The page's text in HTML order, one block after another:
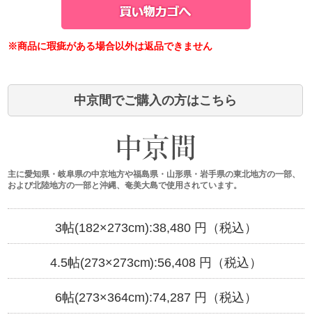
※商品に瑕疵がある場合以外は返品できません
中京間でご購入の方はこちら
主に愛知県・岐阜県の中京地方や福島県・山形県・岩手県の東北地方の一部、
および北陸地方の一部と沖縄、奄美大島で使用されています。
3帖(182×273cm):38,480円（税込）
4.5帖(273×273cm):56,408 円（税込）
6帖(273×364cm):74,287 円（税込）